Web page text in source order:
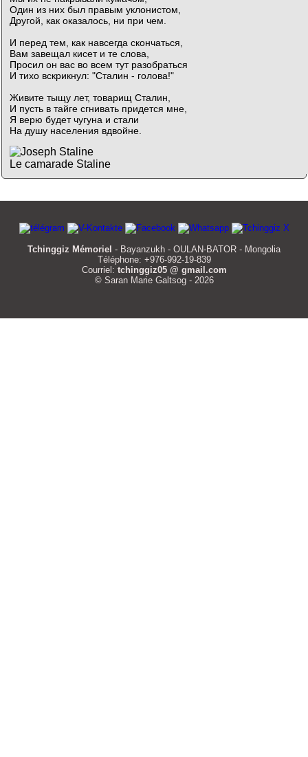
Один из них был правым уклонистом,
Другой, как оказалось, ни при чем.
И перед тем, как навсегда скончаться,
Вам завещал кисет и те слова,
Просил он вас во всем тут разобраться
И тихо вскрикнул: "Сталин - голова!"
Живите тыщу лет, товарищ Сталин,
И пусть в тайге сгнивать придется мне,
Я верю будет чугуна и стали
На душу населения вдвойне.
Le camarade Staline
Tchinggiz Mémoriel - Bayanzukh - OULAN-BATOR - Mongolia
Téléphone: +976-992-19-839
Courriel: tchinggiz05 @ gmail.com
© Saran Marie Galtsog - 2026